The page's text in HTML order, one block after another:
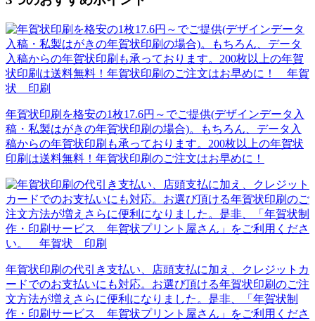
年賀状印刷を格安の1枚17.6円～でご提供(デザインデータ入
稿・私製はがきの年賀状印刷の場合)。もちろん、データ入
稿からの年賀状印刷も承っております。200枚以上の年賀状
印刷は送料無料！年賀状印刷のご注文はお早めに！
年賀状印刷の代引き支払い、店頭支払に加え、クレジットカ
ードでのお支払いにも対応。お選び頂ける年賀状印刷のご注
文方法が増えさらに便利になりました。是非、「年賀状制
作・印刷サービス 年賀状プリント屋さん」をご利用くださ